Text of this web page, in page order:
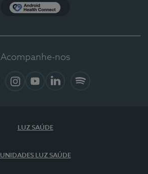
Acompanhe-nos
LUZ SAÚDE
UNIDADES LUZ SAÚDE